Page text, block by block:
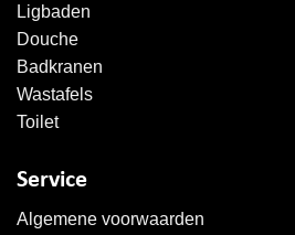
Ligbaden
Douche
Badkranen
Wastafels
Toilet
Service
Algemene voorwaarden